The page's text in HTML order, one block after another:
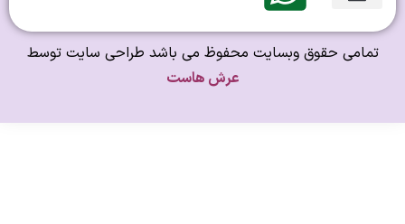
حقوق وبسایت محفوظ می باشد طراحی سایت توسط
عرش هاست